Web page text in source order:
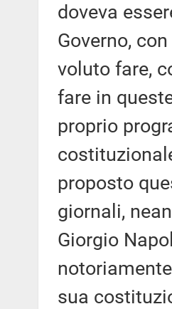
doveva
Governo,
voluto fare,
fare in
proprio
proposto
giornali,
Giorgio
sua